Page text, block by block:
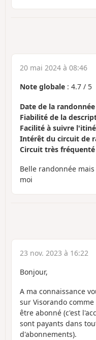
20 mai 2024 à 08:46
Note globale : 4.7 / 5
Date de la randonnée
Fiabilité de la
Facilité à suivre
Intérêt du circuit de
Circuit très fréquenté
Belle randonnée
moi
23 nov. 2023 à 16:22
Bonjour,
A ma connaissance
sur Visorando
être abonné (c'est
sont payants dans
d'abonnements).